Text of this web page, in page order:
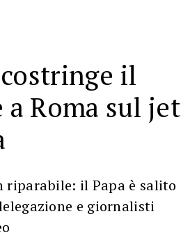
il
a Roma sul jet
riparabile: il Papa è salito
e giornalisti